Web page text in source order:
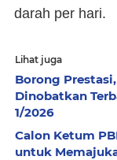
darah per hari.
Lihat juga
Borong
Dinobatkan
1/2026
Calon Ketum
untuk